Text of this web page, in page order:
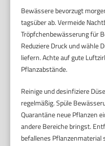
Bewässere bevorzugt
tagsüber ab. Vermeide
Tröpfchenbewässerung für
Reduziere Druck und wähle
liefern. Achte auf gute
Pflanzabstände.
Reinige und desinfiziere
regelmäßig. Spüle
Quarantäne neue Pflanzen
andere Bereiche bringst.
befallenes Pflanzenmaterial